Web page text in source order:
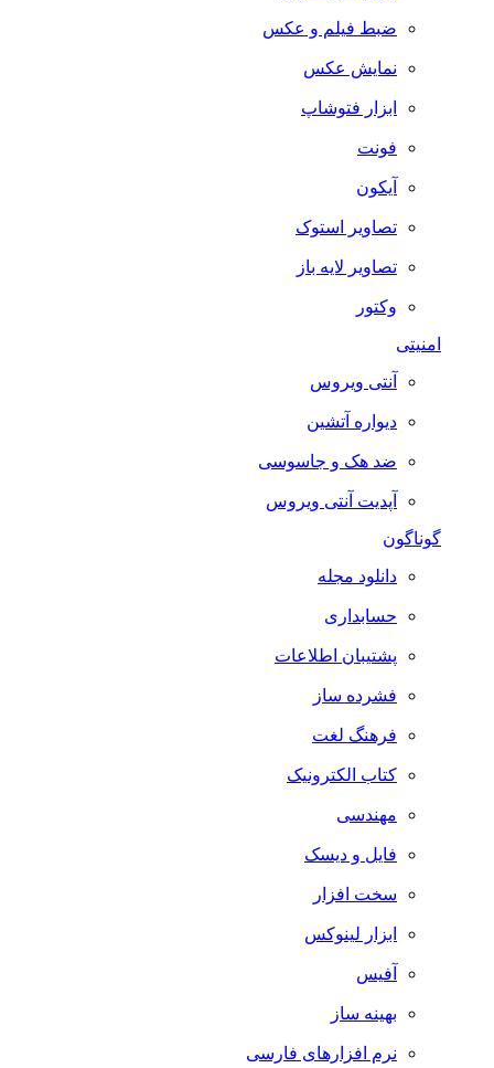
ضبط فيلم و عكس
نمایش عکس
ابزار فتوشاپ
فونت
آیکون
تصاویر استوک
تصاویر لایه باز
وکتور
امنیتی
آنتی ویروس
دیواره آتشین
ضد هک و جاسوسی
آپدیت آنتی ویروس
گوناگون
دانلود مجله
حسابداری
پشتیبان اطلاعات
فشرده ساز
فرهنگ لغت
کتاب الکترونیک
مهندسی
فایل و دیسک
سخت افزار
ابزار لینوکس
آفیس
بهینه ساز
نرم افزارهای فارسی